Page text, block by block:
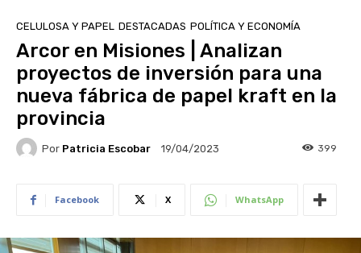
CELULOSA Y PAPEL DESTACADAS POLÍTICA Y ECONOMÍA
Arcor en Misiones | Analizan
proyectos de inversión para una
nueva fábrica de papel kraft en la
provincia
Por Patricia Escobar 19/04/2023 399
Facebook X WhatsApp